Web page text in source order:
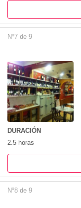
Nº7 de 9
DURACIÓN
2.5 horas
Nº8 de 9